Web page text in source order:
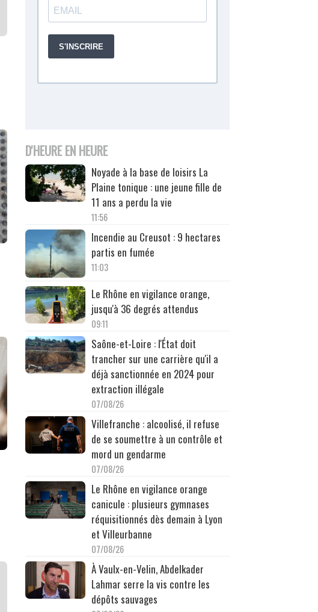
D'HEURE EN HEURE
Noyade à la base de loisirs La
Plaine tonique : une jeune fille de
11 ans a perdu la vie
11:56
Incendie au Creusot : 9 hectares
partis en fumée
11:03
Le Rhône en vigilance orange,
jusqu'à 36 degrés attendus
09:11
Saône-et-Loire : l'État doit
trancher sur une carrière qu'il a
déjà sanctionnée en 2024 pour
extraction illégale
07/08/26
Villefranche : alcoolisé, il refuse
de se soumettre à un contrôle et
mord un gendarme
07/08/26
Le Rhône en vigilance orange
canicule : plusieurs gymnases
réquisitionnés dès demain à Lyon
et Villeurbanne
07/08/26
À Vaulx-en-Velin, Abdelkader
Lahmar serre la vis contre les
dépôts sauvages